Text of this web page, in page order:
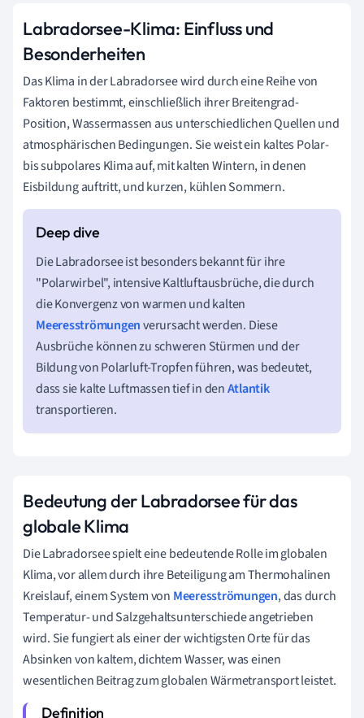
Labradorsee-Klima: Einfluss und
Besonderheiten
Das Klima in der Labradorsee wird durch eine Reihe von
Faktoren bestimmt, einschließlich ihrer Breitengrad-
Position, Wassermassen aus unterschiedlichen Quellen und
atmosphärischen Bedingungen. Sie weist ein kaltes Polar-
bis subpolares Klima auf, mit kalten Wintern, in denen
Eisbildung auftritt, und kurzen, kühlen Sommern.
Die Labradorsee ist besonders bekannt für ihre
"Polarwirbel", intensive Kaltluftausbrüche, die durch
die Konvergenz von warmen und kalten
Meeresströmungenverursacht werden. Diese
Ausbrüche können zu schweren Stürmen und der
Bildung von Polarluft-Tropfen führen, was bedeutet,
dass sie kalte Luftmassen tief in denAtlantik
transportieren.
Bedeutung der Labradorsee für das
globale Klima
Die Labradorsee spielt eine bedeutende Rolle im globalen
Klima, vor allem durch ihre Beteiligung am Thermohalinen
Kreislauf, einem System von Meeresströmungen, das durch
Temperatur- und Salzgehaltsunterschiede angetrieben
wird. Sie fungiert als einer der wichtigsten Orte für das
Absinken von kaltem, dichtem Wasser, was einen
wesentlichen Beitrag zum globalen Wärmetransport leistet.